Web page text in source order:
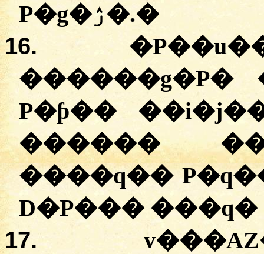
P�g�ۯ�.�
16. �
������g�P�
P�ƥ��
������
����q��
D�P��� ���q�
17.